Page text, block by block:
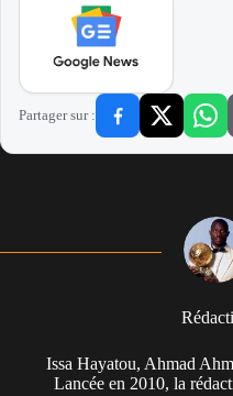
Partager sur :
Issa Hayatou, Ahmad
Lancée en 2010, la